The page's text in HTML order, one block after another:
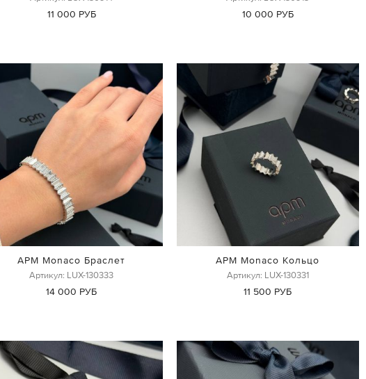
11 000 РУБ 10 000 РУБ
APM Monaco Браслет
Артикул: LUX-130333
14 000 РУБ
APM Monaco Кольцо
Артикул: LUX-130331
11 500 РУБ